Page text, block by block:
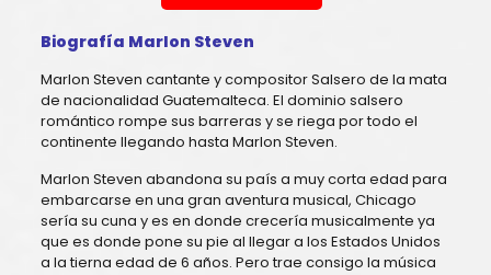
Biografía Marlon Steven
Marlon Steven cantante y compositor Salsero de la mata
de nacionalidad Guatemalteca. El dominio salsero
romántico rompe sus barreras y se riega por todo el
continente llegando hasta Marlon Steven.
Marlon Steven abandona su país a muy corta edad para
embarcarse en una gran aventura musical, Chicago
sería su cuna y es en donde crecería musicalmente ya
que es donde pone su pie al llegar a los Estados Unidos
a la tierna edad de 6 años. Pero trae consigo la música